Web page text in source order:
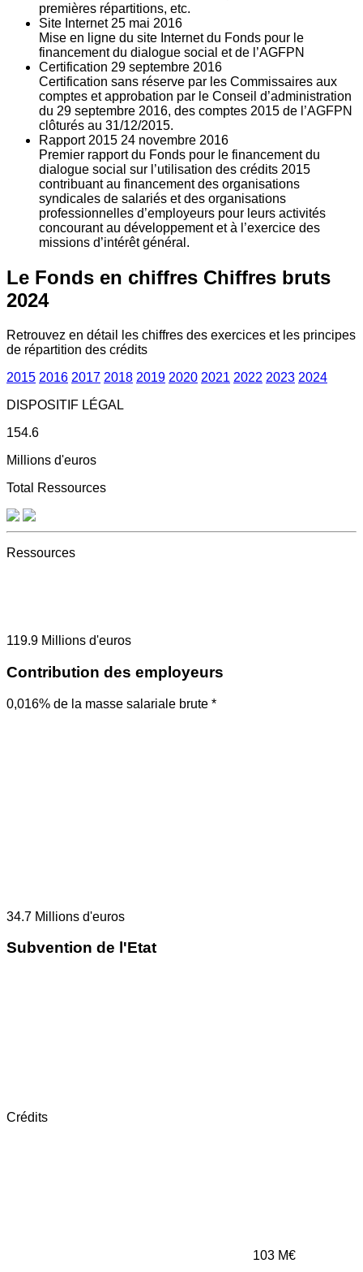
premières répartitions, etc.
Site Internet 25 mai 2016
Mise en ligne du site Internet du Fonds pour le
financement du dialogue social et de l’AGFPN
Certification 29 septembre 2016
Certification sans réserve par les Commissaires aux
comptes et approbation par le Conseil d’administration
du 29 septembre 2016, des comptes 2015 de l’AGFPN
clôturés au 31/12/2015.
Rapport 2015 24 novembre 2016
Premier rapport du Fonds pour le financement du
dialogue social sur l’utilisation des crédits 2015
contribuant au financement des organisations
syndicales de salariés et des organisations
professionnelles d’employeurs pour leurs activités
concourant au développement et à l’exercice des
missions d’intérêt général.
Le Fonds en chiffres Chiffres bruts
2024
Retrouvez en détail les chiffres des exercices et les principes
de répartition des crédits
2015 2016 2017 2018 2019 2020 2021 2022 2023 2024
DISPOSITIF LÉGAL
154.6
Millions d'euros
Total Ressources
Ressources
119.9 Millions d'euros
Contribution des employeurs
0,016% de la masse salariale brute *
34.7 Millions d'euros
Subvention de l'Etat
Crédits
103 M€